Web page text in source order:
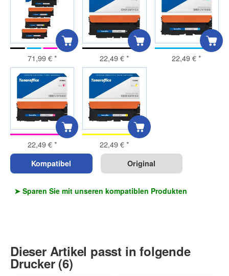
71,99 €* 22,49 €* 22,49 €*
22,49 €* 22,49 €*
Kompatibel Original
➤ Sparen Sie mit unseren kompatiblen Produkten
Dieser Artikel passt in folgende
Drucker (6)